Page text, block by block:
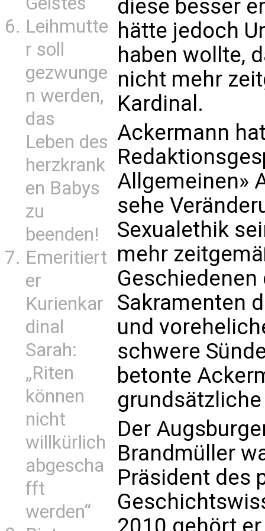
Leihmutte
r soll
gezwunge
n werden,
das
Leben des
herzkrank
en Babys
zu
beenden!
Emeritiert
er
Kurienkar
dinal
Sarah:
„Riten
können
nicht
willkürlich
abgescha
fft
werden“
diese besser
hätte jedoch
haben wollte,
nicht mehr
Kardinal.
Ackermann
Allgemeinen»
sehe
Sexualethik
mehr
Sakramenten
und
schwere
betonte
Der
Brandmüller
Präsident des